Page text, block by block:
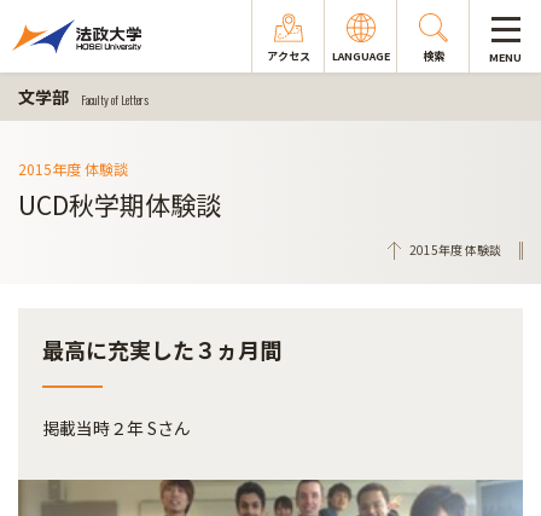
アクセス LANGUAGE 検索 MENU
文学部 Faculty of Letters
2015年度 体験談
UCD秋学期体験談
2015年度 体験談
最高に充実した３ヵ月間
掲載当時２年 Sさん